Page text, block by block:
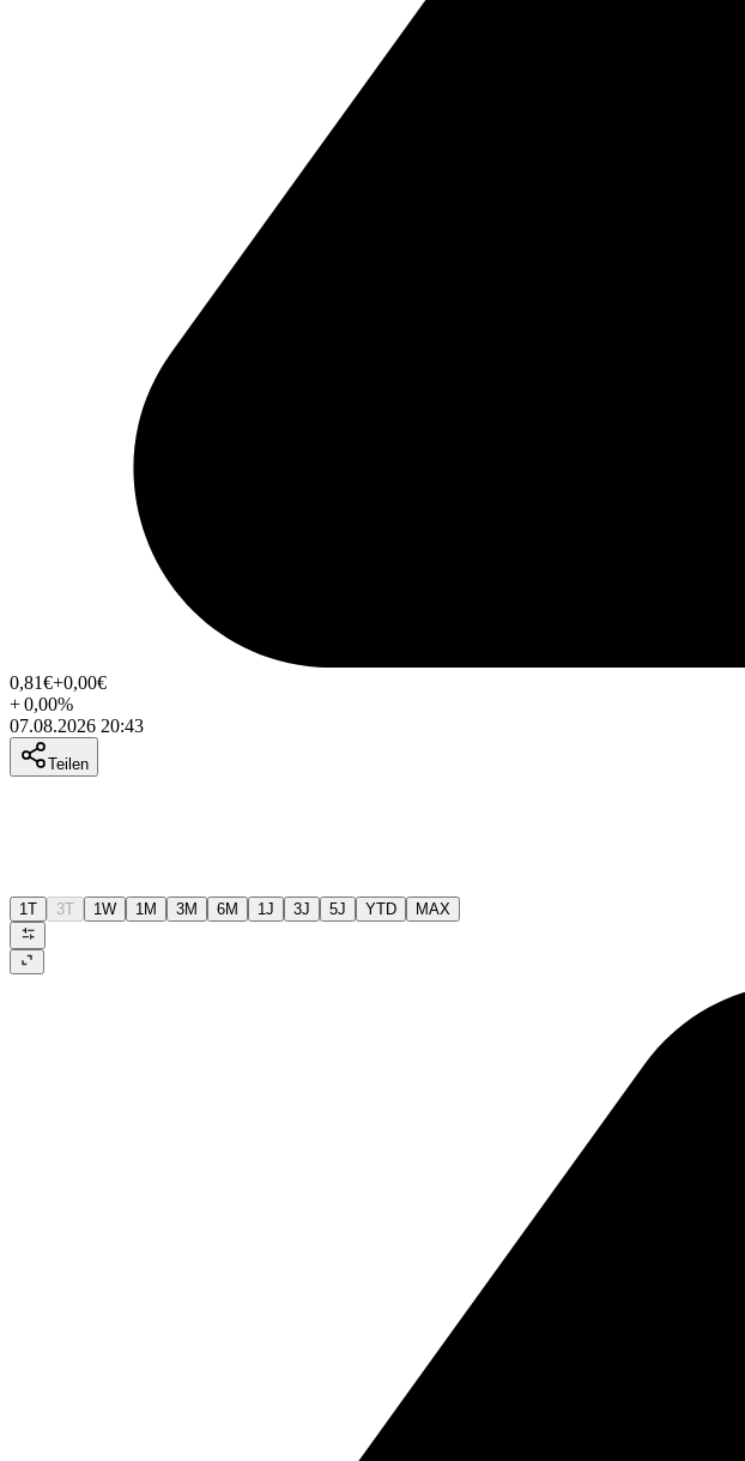
0,81€+0,00€
+0,00%
07.08.2026 20:43
Teilen
1T 3T 1W 1M 3M 6M 1J 3J 5J YTD MAX